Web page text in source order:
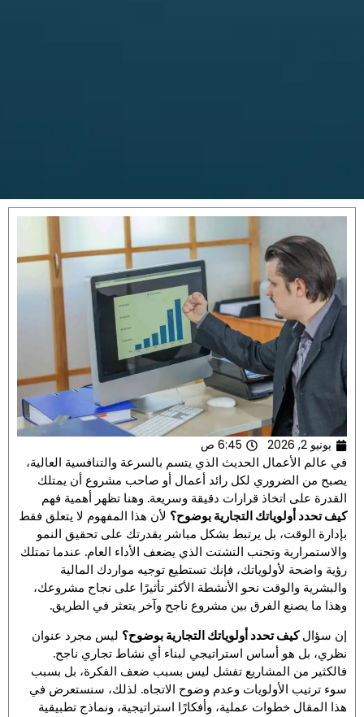
يونيو 2, 2026 6:45 ص
في عالم الأعمال الحديث الذي يتسم بالسرعة والتنافسية العالية،
يصبح من الضروري لكل رائد أعمال أو صاحب مشروع أن يمتلك
القدرة على اتخاذ قرارات دقيقة وسريعة. وهنا تظهر أهمية فهم
كيف تحدد أولوياتك التجارية بوضوح؟ لأن هذا المفهوم لا يتعلق فقط
بإدارة الوقت، بل يرتبط بشكل مباشر بقدرتك على تحقيق النمو
والاستمرارية وتجنب التشتت الذي يضعف الأداء العام. عندما تمتلك
رؤية واضحة لأولوياتك، فإنك تستطيع توجيه مواردك المالية
والبشرية والوقت نحو الأنشطة الأكثر تأثيرًا على نجاح مشروعك،
وهذا ما يصنع الفرق بين مشروع ناجح وآخر يتعثر في الطريق.
إن سؤالكيف تحدد أولوياتك التجارية بوضوح؟ ليس مجرد عنوان
نظري، بل هو أساس استراتيجي لبناء أي نشاط تجاري ناجح.
فالكثير من المشاريع تفشل ليس بسبب ضعف الفكرة، بل بسبب
سوء ترتيب الأولويات وعدم وضوح الاتجاه. لذلك، سنستعرض في
هذا المقال خطوات عملية، وأفكارًا استراتيجية، ونماذج تطبيقية